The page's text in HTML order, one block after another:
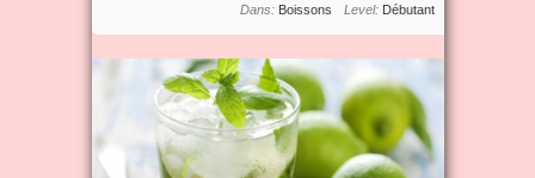
Level: Débutant
Dans: Boissons